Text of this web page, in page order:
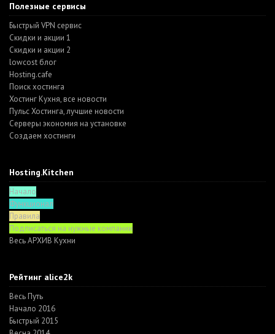
Полезные сервисы
Быстрый VPN сервис
Скидки и акции 1
Скидки и акции 2
lowcost блог
Hosting.cafe
Поиск хостинга
Хостинг Кухня, все новости
Пульс Хостинга, лучшие новости
Серверы экономия на установке
Создаем хостинги
Hosting.Kitchen
Начало
Функционал
Правила
Подписаться на нужные компании
Весь АРХИВ Кухни
Рейтинг alice2k
Весь Путь
Начало 2016
Быстрый 2015